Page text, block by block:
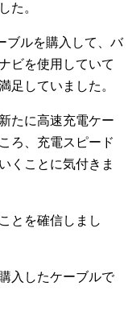
た。
ブルを購入して、バ
ビを使用していて
足していました。
たに高速充電ケー
ろ、充電スピード
くことに気付きま
とを確信しまし
入したケーブルで